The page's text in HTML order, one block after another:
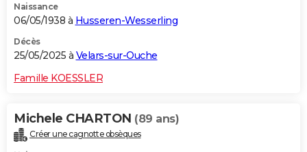
Naissance
06/05/1938 à Husseren-Wesserling
Décès
25/05/2025 à Velars-sur-Ouche
Famille KOESSLER
Michele CHARTON (89 ans)
Créer une cagnotte obsèques